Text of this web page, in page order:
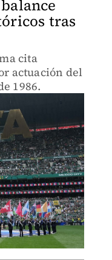
tras
cita
actuación del
1986.